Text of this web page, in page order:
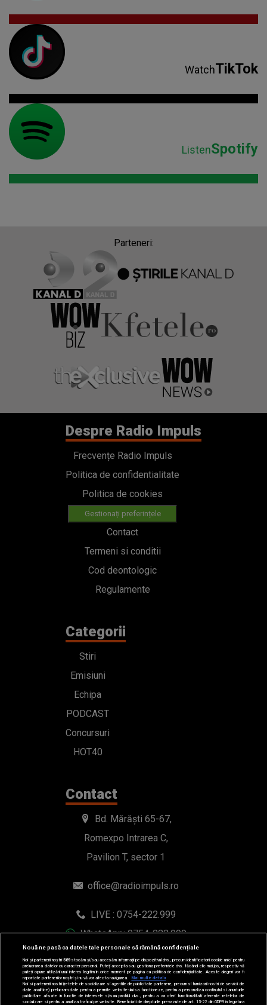
WatchTikTok
ListenSpotify
Parteneri:
Despre Radio Impuls
Frecvențe Radio Impuls
Politica de confidentialitate
Politica de cookies
Gestionați preferințele
Contact
Termeni si conditii
Cod deontologic
Regulamente
Categorii
Stiri
Emisiuni
Echipa
PODCAST
Concursuri
HOT40
Contact
Bd. Mărăști 65-67,
Romexpo Intrarea C,
Pavilion T, sector 1
office@radioimpuls.ro
LIVE : 0754-222.999
WhatsApp: 0754-222.999
Nouă ne pasă ca datele tale personale să rămână confidențiale
Noi și partenerii noștri589stocăm și/sau accesăm informații pe dispozitivul dvs., precum identificatorii cookie unici pentru
prelucrarea datelor cu caracter personal. Puteți accepta sau gestiona preferințele dvs. făcând clic mai jos, respectiv vă
puteți opune utilizării unui interes legitim în orice moment pe pagina cu politica de confidențialitate. Aceste alegeri vor fi
raportate partenerilor noștri și nu vă vor afecta navigarea.
Mai multe detalii
Noi si partenerii nostri (retelele de socializare si agentiile de publicitate partenere, precum si furnizorii nostri de servicii de
date analitice) prelucram date pentru a permite website-ului sa functioneze, pentru a personaliza continutul si anunturile
publicitare afisate in functie de interesele si/sau profilul dvs., pentru a va oferi functionalitati aferente retelelor de
socializare si pentru a analiza traficul pe website. Beneficiati de drepturile prevazute de art. 15-22 din GDPR in legatura